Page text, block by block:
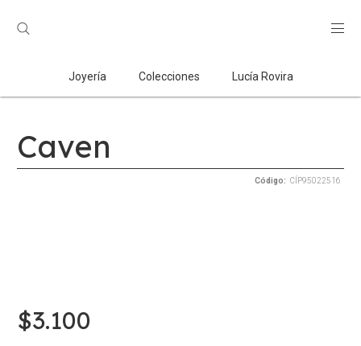
Búsqueda
de
Joyería Colecciones Lucía Rovira
Caven
CÍP95022516
$3.100